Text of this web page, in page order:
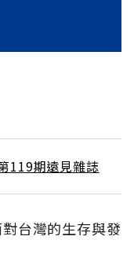
119期遠見雜誌
台灣的生存與發